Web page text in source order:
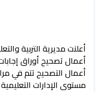
أعلنت مديرية التربية
أعمال تصحيح أوراق
أعمال التصحيح تتم في
مستوى الإدارات